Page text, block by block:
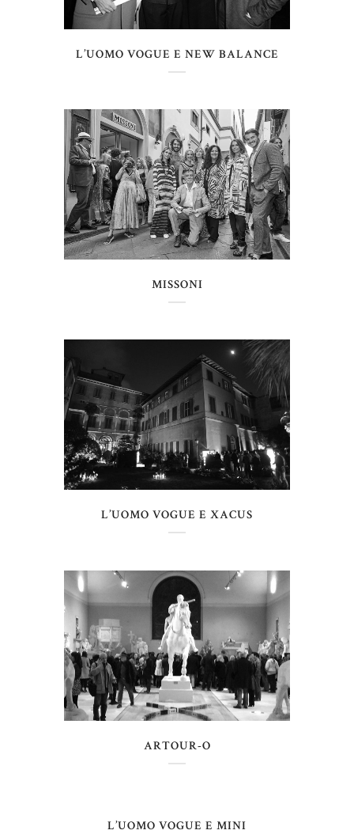
L’UOMO VOGUE E NEW BALANCE
MISSONI
L’UOMO VOGUE E XACUS
ARTOUR-O
L’UOMO VOGUE E MINI